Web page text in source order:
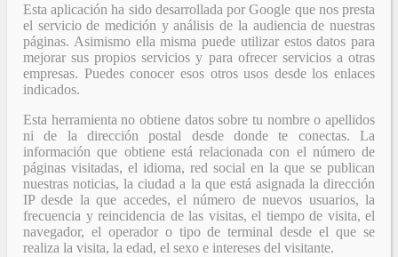
Esta aplicación ha sido desarrollada por Google que nos presta
el servicio de medición y análisis de la audiencia de nuestras
páginas. Asimismo ella misma puede utilizar estos datos para
mejorar sus propios servicios y para ofrecer servicios a otras
empresas. Puedes conocer esos otros usos desde los enlaces
indicados.
Esta herramienta no obtiene datos sobre tu nombre o apellidos
ni de la dirección postal desde donde te conectas. La
información que obtiene está relacionada con el número de
páginas visitadas, el idioma, red social en la que se publican
nuestras noticias, la ciudad a la que está asignada la dirección
IP desde la que accedes, el número de nuevos usuarios, la
frecuencia y reincidencia de las visitas, el tiempo de visita, el
navegador, el operador o tipo de terminal desde el que se
realiza la visita, la edad, el sexo e intereses del visitante.